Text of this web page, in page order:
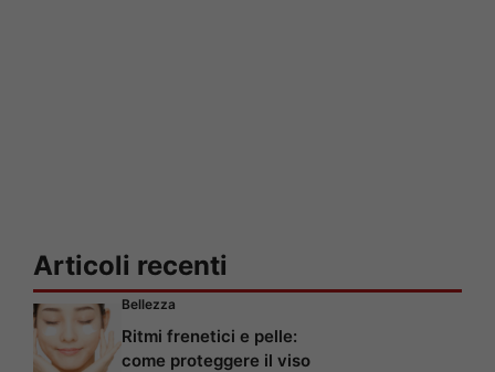
Articoli recenti
Bellezza
Ritmi frenetici e pelle:
come proteggere il viso